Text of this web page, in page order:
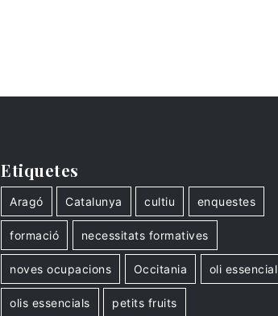
Etiquetes
Aragó Catalunya cultiu enquestes
formació necessitats formatives
noves ocupacions Occitania oli essencial
olis essencials petits fruits